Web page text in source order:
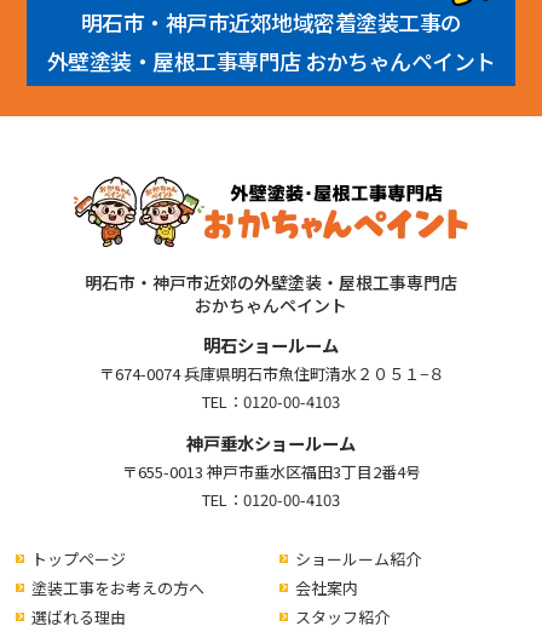
明石市・神戸市近郊地域密着塗装工事の
外壁塗装・屋根工事専門店 おかちゃんペイント
明石市・神戸市近郊の外壁塗装・屋根工事専門店
おかちゃんペイント
明石ショールーム
〒674-0074 兵庫県明石市魚住町清水２０５１−８
TEL： 0120-00-4103
神戸垂水ショールーム
〒655-0013 神戸市垂水区福田3丁目2番4号
TEL： 0120-00-4103
トップページ
塗装工事をお考えの方へ
選ばれる理由
ショールーム紹介
会社案内
スタッフ紹介